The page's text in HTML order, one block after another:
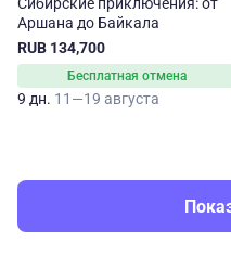
Аршана до Байкала
RUB 134,700
Бесплатная отмена
9 дн. 11—19 августа